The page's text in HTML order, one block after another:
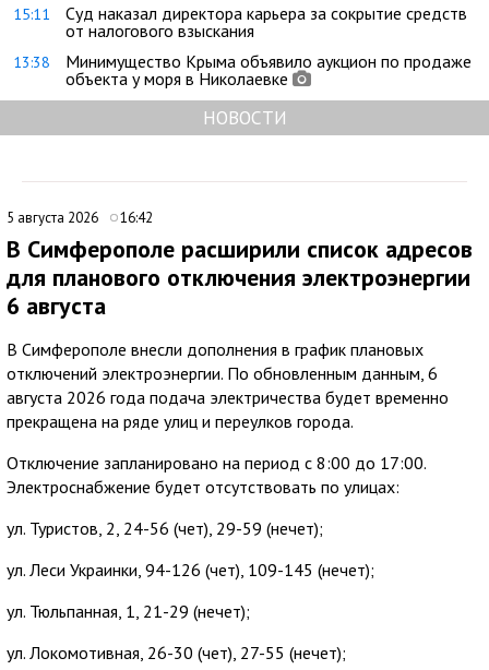
15:11
Суд наказал директора карьера за сокрытие средств
от налогового взыскания
13:38
Минимущество Крыма объявило аукцион по продаже
объекта у моря в Николаевке
НОВОСТИ
5 августа 2026 16:42
В Симферополе расширили список адресов
для планового отключения электроэнергии
6 августа
В Симферополе внесли дополнения в график плановых
отключений электроэнергии. По обновленным данным, 6
августа 2026 года подача электричества будет временно
прекращена на ряде улиц и переулков города.
Отключение запланировано на период с 8:00 до 17:00.
Электроснабжение будет отсутствовать по улицах:
ул. Туристов, 2, 24-56 (чет), 29-59 (нечет);
ул. Леси Украинки, 94-126 (чет), 109-145 (нечет);
ул. Тюльпанная, 1, 21-29 (нечет);
ул. Локомотивная, 26-30 (чет), 27-55 (нечет);